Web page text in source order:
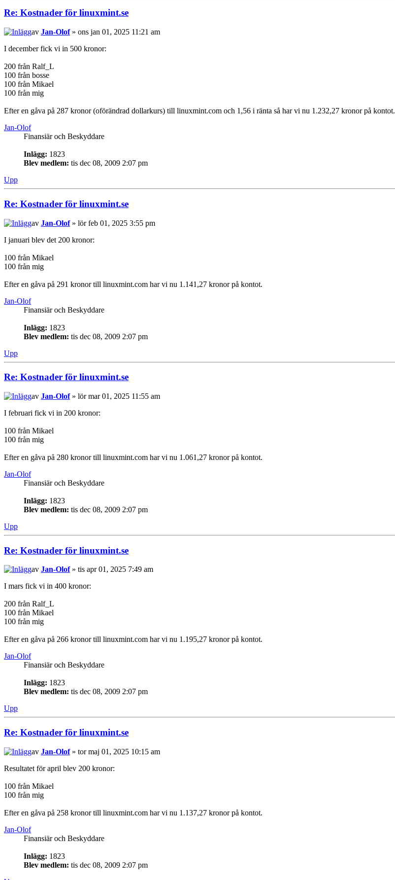
Re: Kostnader för linuxmint.se
av Jan-Olof» ons jan 01, 2025 11:21 am
I december fick vi in 500 kronor:
200 från Ralf_L
100 från bosse
100 från Mikael
100 från mig
Efter en gåva på 287 kronor (oförändrad dollarkurs) till linuxmint.com och 1,56 i ränta så har vi nu 1.232,27 kronor på kontot.
Jan-Olof
Finansiär och Beskyddare
Inlägg: 1823
Blev medlem: tis dec 08, 2009 2:07 pm
Upp
Re: Kostnader för linuxmint.se
av Jan-Olof» lör feb 01, 2025 3:55 pm
I januari blev det 200 kronor:
100 från Mikael
100 från mig
Efter en gåva på 291 kronor till linuxmint.com har vi nu 1.141,27 kronor på kontot.
Jan-Olof
Finansiär och Beskyddare
Inlägg: 1823
Blev medlem: tis dec 08, 2009 2:07 pm
Upp
Re: Kostnader för linuxmint.se
av Jan-Olof» lör mar 01, 2025 11:55 am
I februari fick vi in 200 kronor:
100 från Mikael
100 från mig
Efter en gåva på 280 kronor till linuxmint.com har vi nu 1.061,27 kronor på kontot.
Jan-Olof
Finansiär och Beskyddare
Inlägg: 1823
Blev medlem: tis dec 08, 2009 2:07 pm
Upp
Re: Kostnader för linuxmint.se
av Jan-Olof» tis apr 01, 2025 7:49 am
I mars fick vi in 400 kronor:
200 från Ralf_L
100 från Mikael
100 från mig
Efter en gåva på 266 kronor till linuxmint.com har vi nu 1.195,27 kronor på kontot.
Jan-Olof
Finansiär och Beskyddare
Inlägg: 1823
Blev medlem: tis dec 08, 2009 2:07 pm
Upp
Re: Kostnader för linuxmint.se
av Jan-Olof» tor maj 01, 2025 10:15 am
Resultatet för april blev 200 kronor:
100 från Mikael
100 från mig
Efter en gåva på 258 kronor till linuxmint.com har vi nu 1.137,27 kronor på kontot.
Jan-Olof
Finansiär och Beskyddare
Inlägg: 1823
Blev medlem: tis dec 08, 2009 2:07 pm